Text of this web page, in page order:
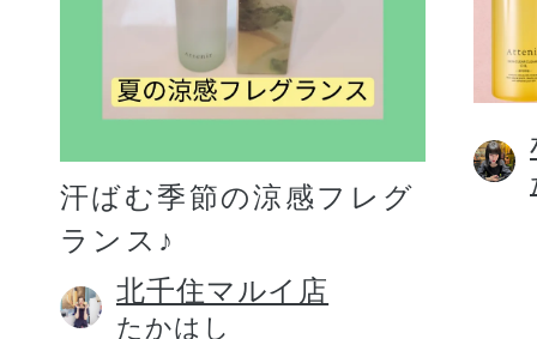
汗ばむ季節の涼感フレグ
ランス♪
北千住マルイ店
たかはし